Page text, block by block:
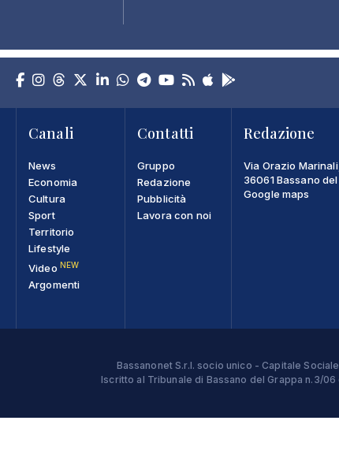
Canali
News
Economia
Cultura
Sport
Territorio
Lifestyle
Video NEW
Argomenti
Contatti
Gruppo
Redazione
Pubblicità
Lavora con noi
Redazione
Via Orazio
36061 Bassano
Google maps
Bassanonet S.r.l. socio unico - Capitale
Iscritto al Tribunale di Bassano del Grappa n.3/